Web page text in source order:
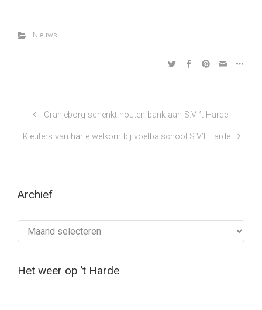
Nieuws
Oranjeborg schenkt houten bank aan S.V. ’t Harde
Kleuters van harte welkom bij voetbalschool S.V.’t Harde
Archief
Het weer op ’t Harde